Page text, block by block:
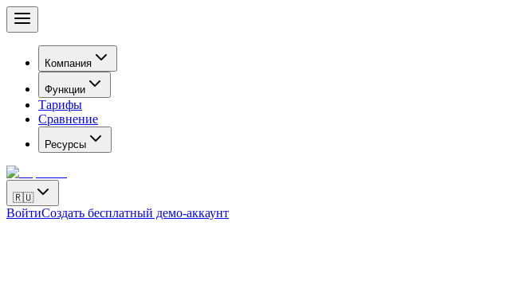
Компания
Функции
Тарифы
Сравнение
Ресурсы
🇷🇺
ВойтиСоздать бесплатный демо-аккаунт